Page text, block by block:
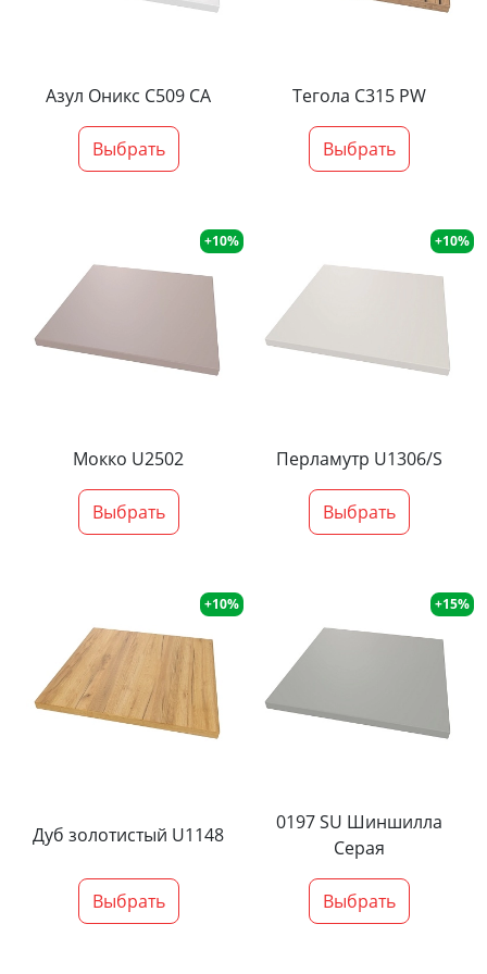
Азул Оникс С509 СА
Выбрать
Тегола С315 PW
Выбрать
+10%
Мокко U2502
Выбрать
+10%
Перламутр U1306/S
Выбрать
+10%
Дуб золотистый U1148
Выбрать
+15%
0197 SU Шиншилла
Серая
Выбрать